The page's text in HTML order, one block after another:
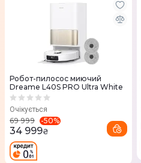
Робот-пилосос миючий
Dreame L40S PRO Ultra White
Очікується
69 999 -50%
34 999₴